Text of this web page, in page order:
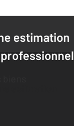
estimation
estimation